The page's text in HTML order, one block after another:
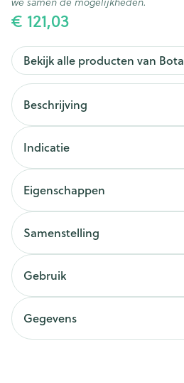
€ 121,03
Bekijk alle producten van Bota
Beschrijving
Indicatie
Eigenschappen
Samenstelling
Gebruik
Gegevens